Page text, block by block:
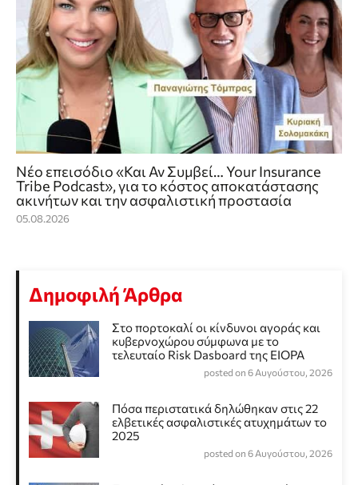
Νέο επεισόδιο «Και Αν Συμβεί… Your Insurance
Tribe Podcast», για το κόστος αποκατάστασης
ακινήτων και την ασφαλιστική προστασία
05.08.2026
Δημοφιλή Άρθρα
Στο πορτοκαλί οι κίνδυνοι αγοράς και
κυβερνοχώρου σύμφωνα με το
τελευταίο Risk Dasboard της EIOPA
posted on 6 Αυγούστου, 2026
Πόσα περιστατικά δηλώθηκαν στις 22
ελβετικές ασφαλιστικές ατυχημάτων το
2025
posted on 6 Αυγούστου, 2026